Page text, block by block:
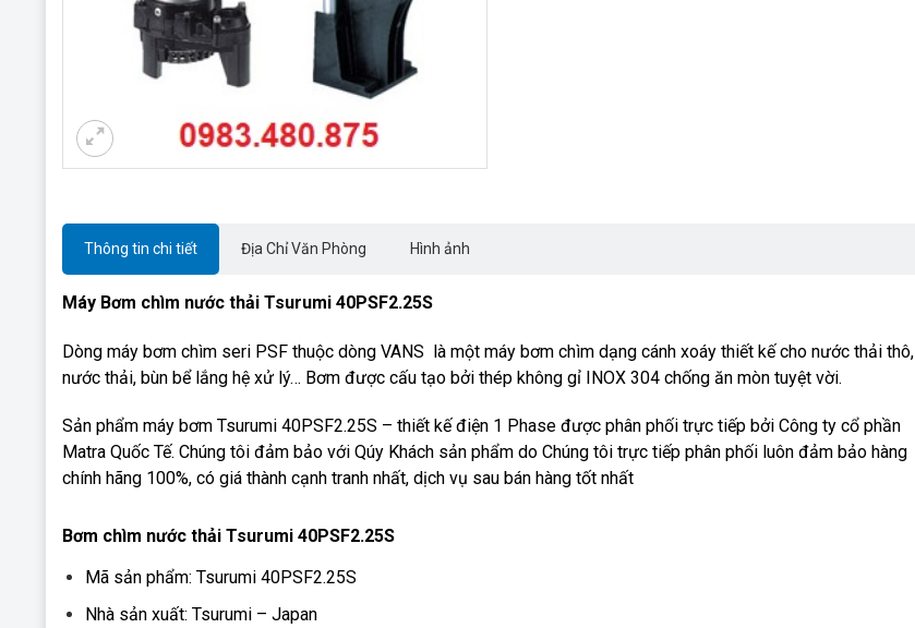
Thông tin chi tiết Địa Chỉ Văn Phòng Hình ảnh
Máy Bơm chìm nước thải Tsurumi 40PSF2.25S
Dòng máy bơm chìm seri PSF thuộc dòng VANS là một máy bơm chìm dạng cánh xoáy thiết kế cho nước thải thô,
nước thải, bùn bể lắng hệ xử lý… Bơm được cấu tạo bởi thép không gỉ INOX 304 chống ăn mòn tuyệt vời.
Sản phẩm máy bơm Tsurumi 40PSF2.25S – thiết kế điện 1 Phase được phân phối trực tiếp bởi Công ty cổ phần
Matra Quốc Tế. Chúng tôi đảm bảo với Qúy Khách sản phẩm do Chúng tôi trực tiếp phân phối luôn đảm bảo hàng
chính hãng 100%, có giá thành cạnh tranh nhất, dịch vụ sau bán hàng tốt nhất
Bơm chìm nước thải Tsurumi 40PSF2.25S
Mã sản phẩm: Tsurumi 40PSF2.25S
Nhà sản xuất: Tsurumi – Japan